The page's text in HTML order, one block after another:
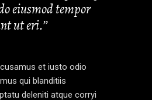
eiusmod tempor
ut eri.’’
et iusto odio
qui blanditiis
deleniti atque corryi